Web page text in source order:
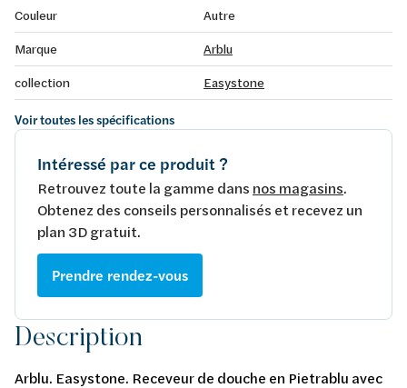
Couleur
Autre
Marque
Arblu
collection
Easystone
Voir toutes les spécifications
Intéressé par ce produit ?
Retrouvez toute la gamme dans nos magasins.
Obtenez des conseils personnalisés et recevez un
plan 3D gratuit.
Prendre rendez-vous
Description
Arblu. Easystone. Receveur de douche en Pietrablu avec